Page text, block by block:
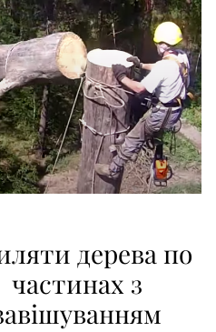
дерева по
частинах з